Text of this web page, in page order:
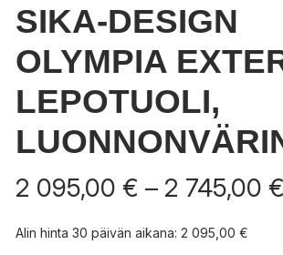
SIKA-DESIGN
OLYMPIA
LEPOTUOLI,
2 095,00 € – 2 745,00 €
Alin hinta 30 päivän aikana: 2 095,00 €